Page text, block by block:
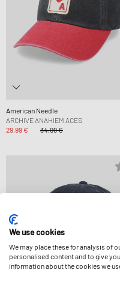
American Needle
ARCHIVE ANAHIEM ACES
29,99 €
34,99 €
We use cookies
We may place these for analysis of
personalised content and to give
information about the cookies we